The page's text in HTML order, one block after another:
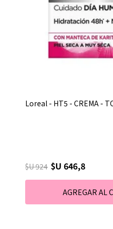
Loreal - HT5 - CREMA -
$U 924 $U 646,8